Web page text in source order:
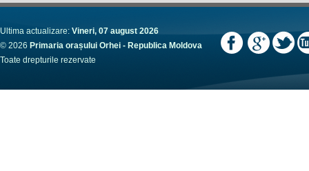
Ultima actualizare: Vineri, 07 august 2026
© 2026 Primaria orașului Orhei - Republica Moldova
Toate drepturile rezervate